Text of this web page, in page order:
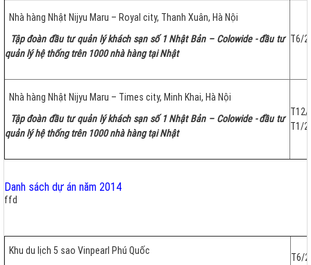
Nhà hàng Nhật Nijyu Maru – Royal city, Thanh Xuân, Hà Nội
Tập đoàn đầu tư quản lý khách sạn số 1 Nhật Bản – Colowide - đầu tư
quản lý hệ thống trên 1000 nhà hàng tại Nhật
T6/
Nhà hàng Nhật Nijyu Maru – Times city, Minh Khai, Hà Nội
Tập đoàn đầu tư quản lý khách sạn số 1 Nhật Bản – Colowide - đầu tư
quản lý hệ thống trên 1000 nhà hàng tại Nhật
T1/
Danh sách dự án năm 2014
ffd
Khu du lịch 5 sao Vinpearl Phú Quốc
T6/